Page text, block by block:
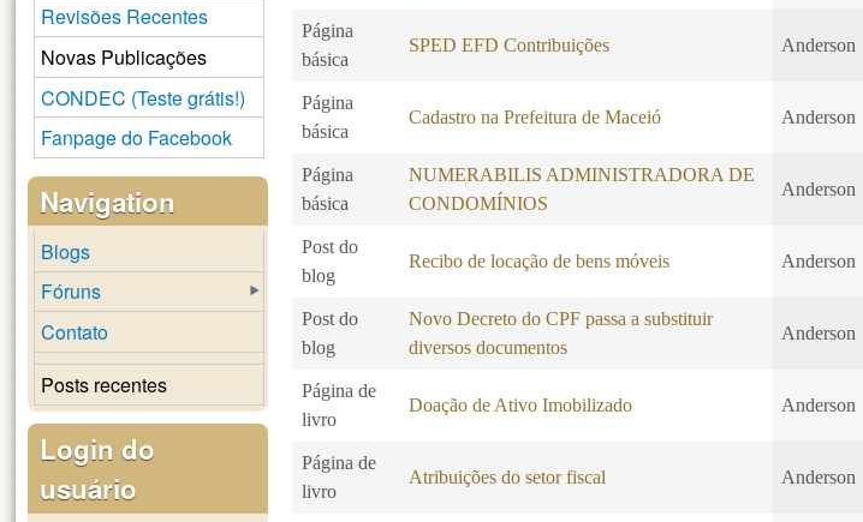
Página
básica
SPED EFD Contribuições Anderson
Página
básica
Cadastro na Prefeitura de Maceió Anderson
Página
básica
NUMERABILIS ADMINISTRADORA DE
CONDOMÍNIOS
Anderson
Post do
blog
Recibo de locação de bens móveis Anderson
Post do
blog
Novo Decreto do CPF passa a substituir
diversos documentos
Anderson
Página de
livro
Doação de Ativo Imobilizado Anderson
Página de
livro
Atribuições do setor fiscal Anderson
Revisões Recentes
Novas Publicações
CONDEC (Teste grátis!)
Fanpage do Facebook
Navigation
Blogs
Fóruns
Contato
Posts recentes
Login do
usuário